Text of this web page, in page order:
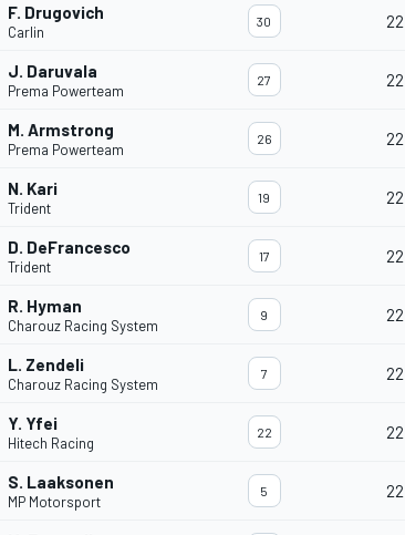
F. Drugovich
Carlin
30 22
J. Daruvala
Prema Powerteam
27 22
M. Armstrong
Prema Powerteam
26 22
N. Kari
Trident
19 22
D. DeFrancesco
Trident
17 22
R. Hyman
Charouz Racing System
9 22
L. Zendeli
Charouz Racing System
7 22
Y. Yfei
Hitech Racing
22 22
S. Laaksonen
MP Motorsport
5 22